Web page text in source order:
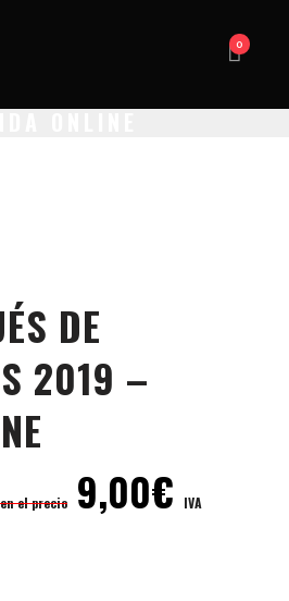
0
DE
2019 –
el precio 9,00€ IVA